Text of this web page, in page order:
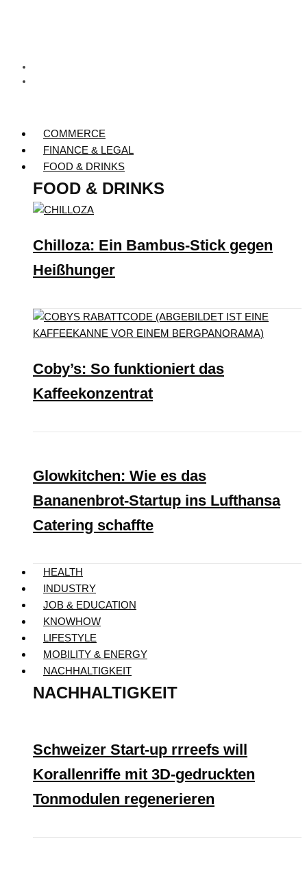
COMMERCE
FINANCE & LEGAL
FOOD & DRINKS
FOOD & DRINKS
Chilloza: Ein Bambus-Stick gegen
Heißhunger
Coby’s: So funktioniert das
Kaffeekonzentrat
Glowkitchen: Wie es das
Bananenbrot-Startup ins Lufthansa
Catering schaffte
HEALTH
INDUSTRY
JOB & EDUCATION
KNOWHOW
LIFESTYLE
MOBILITY & ENERGY
NACHHALTIGKEIT
NACHHALTIGKEIT
Schweizer Start-up rrreefs will
Korallenriffe mit 3D-gedruckten
Tonmodulen regenerieren